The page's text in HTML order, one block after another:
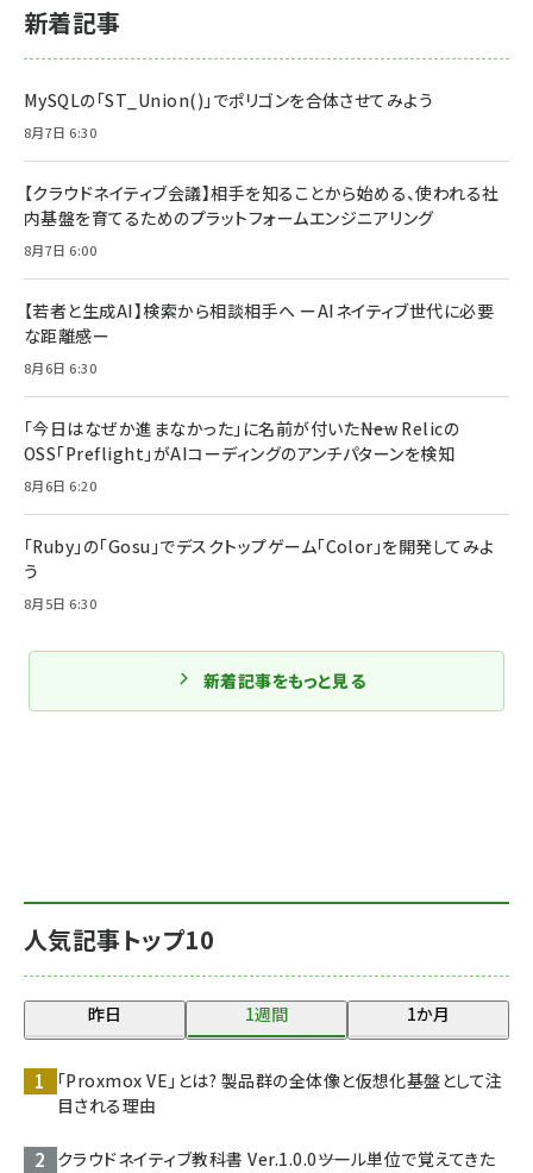
人気記事トップ10
昨日 1週間 1か月
「Proxmox VE」とは? 製品群の全体像と仮想化基盤として注
目される理由
クラウドネイティブ教科書 Ver.1.0.0――ツール単位で覚えてきた
新着記事
MySQLの「ST_Union()」でポリゴンを合体させてみよう
8月7日 6:30
【クラウドネイティブ会議】相手を知ることから始める、使われる社
内基盤を育てるためのプラットフォームエンジニアリング
8月7日 6:00
【若者と生成AI】検索から相談相手へ ーAIネイティブ世代に必要
な距離感ー
8月6日 6:30
「今日はなぜか進まなかった」に名前が付いた――New Relicの
OSS「Preflight」がAIコーディングのアンチパターンを検知
8月6日 6:20
「Ruby」の「Gosu」でデスクトップゲーム「Color」を開発してみよ
う
8月5日 6:30
新着記事をもっと見る